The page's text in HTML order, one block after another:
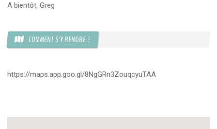
A bientôt, Greg
COMMENT S'Y RENDRE ?
https://maps.app.goo.gl/8NgGRn3ZouqcyuTAA